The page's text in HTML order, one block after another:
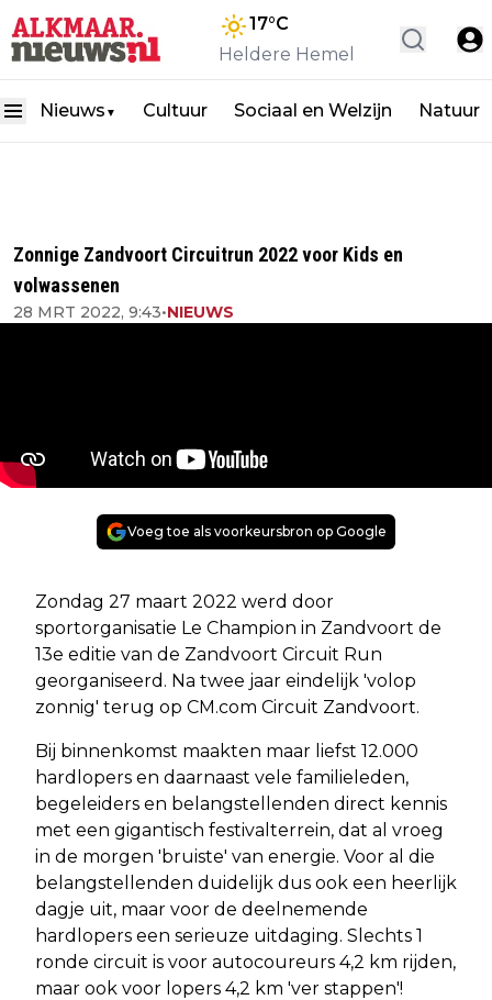
17°C
Heldere Hemel
Nieuws ▼ Cultuur Sociaal en Welzijn Natuur
Zonnige Zandvoort Circuitrun 2022 voor Kids en
volwassenen
28 MRT 2022, 9:43•NIEUWS
Voeg toe als voorkeursbron op Google
Zondag 27 maart 2022 werd door
sportorganisatie Le Champion in Zandvoort de
13e editie van de Zandvoort Circuit Run
georganiseerd. Na twee jaar eindelijk 'volop
zonnig' terug op CM.com Circuit Zandvoort.
Bij binnenkomst maakten maar liefst 12.000
hardlopers en daarnaast vele familieleden,
begeleiders en belangstellenden direct kennis
met een gigantisch festivalterrein, dat al vroeg
in de morgen 'bruiste' van energie. Voor al die
belangstellenden duidelijk dus ook een heerlijk
dagje uit, maar voor de deelnemende
hardlopers een serieuze uitdaging. Slechts 1
ronde circuit is voor autocoureurs 4,2 km rijden,
maar ook voor lopers 4,2 km 'ver stappen'!